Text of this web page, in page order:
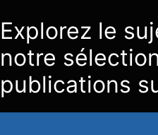
Explorez le
notre
publications